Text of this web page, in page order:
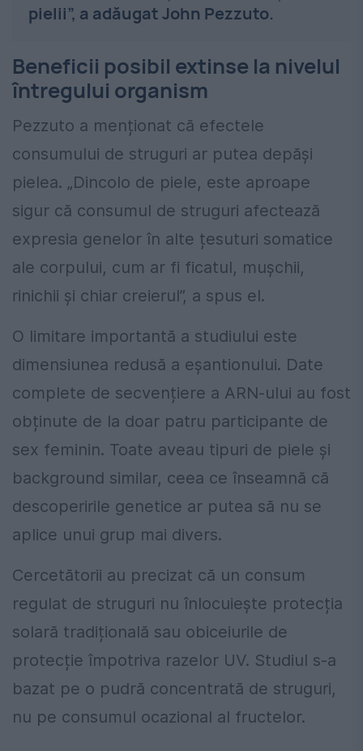
pielii”, a adăugat John Pezzuto.
Beneficii posibil extinse la nivelul
întregului organism
Pezzuto a menționat că efectele
consumului de struguri ar putea depăși
pielea. „Dincolo de piele, este aproape
sigur că consumul de struguri afectează
expresia genelor în alte țesuturi somatice
ale corpului, cum ar fi ficatul, mușchii,
rinichii și chiar creierul”, a spus el.
O limitare importantă a studiului este
dimensiunea redusă a eșantionului. Date
complete de secvențiere a ARN-ului au fost
obținute de la doar patru participante de
sex feminin. Toate aveau tipuri de piele și
background similar, ceea ce înseamnă că
descoperirile genetice ar putea să nu se
aplice unui grup mai divers.
Cercetătorii au precizat că un consum
regulat de struguri nu înlocuiește protecția
solară tradițională sau obiceiurile de
protecție împotriva razelor UV. Studiul s-a
bazat pe o pudră concentrată de struguri,
nu pe consumul ocazional al fructelor.